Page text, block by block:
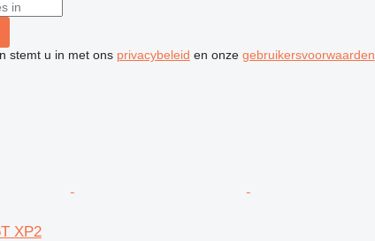
stemt u in met ons privacybeleid en onze gebruikersvoorwaarden
XP2